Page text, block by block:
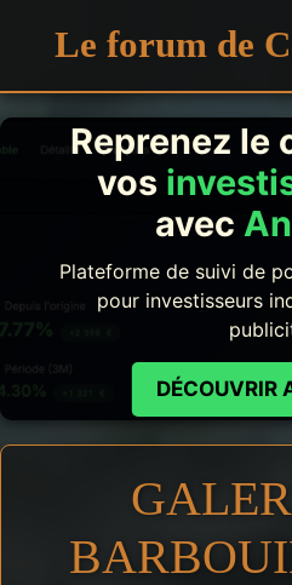
Le forum de
Reprenez le
vos
avec
Plateforme de suivi de
pour investisseurs
DÉCOUVRIR